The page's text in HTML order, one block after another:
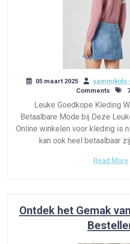
05 maart 2025
Comments
Leuke Goedkope Kleding
Betaalbare Mode bij Deze
Online winkelen voor kleding is
kan ook heel betaalbaar
Read More
Ontdek het Gemak